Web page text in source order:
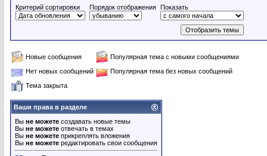
Критерий сортировки
Порядок отображения Показать
Новые сообщения
Популярная тема с новыми сообщениями
Нет новых сообщений
Популярная тема без новых сообщений
Тема закрыта
Ваши права в разделе
Вы не можете создавать новые темы
Вы не можете отвечать в темах
Вы не можете прикреплять вложения
Вы не можете редактировать свои сообщения